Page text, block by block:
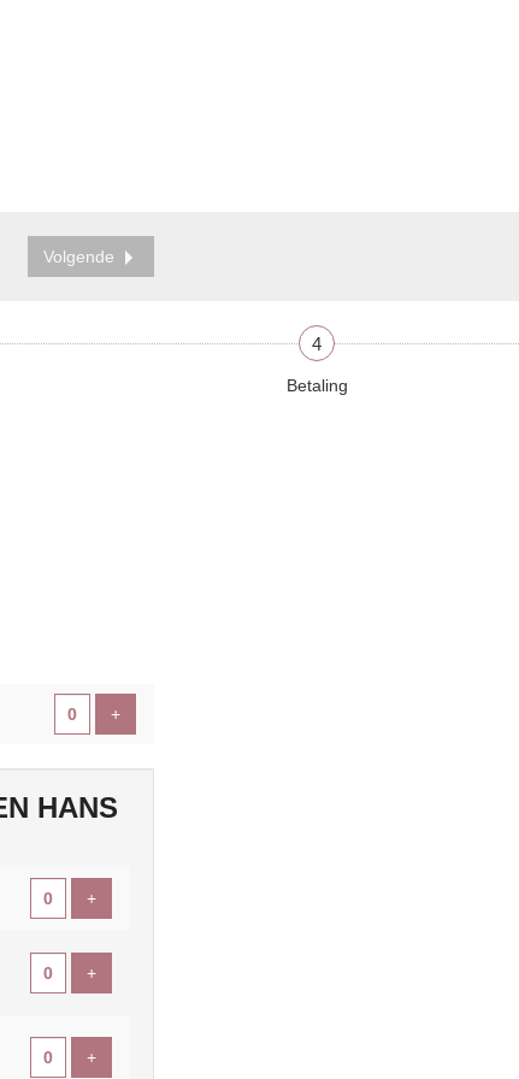
Volgende
4
Betaling
+Voeg ticket toe
HANS
+Voeg ticket toe
+Voeg ticket toe
+Voeg ticket toe